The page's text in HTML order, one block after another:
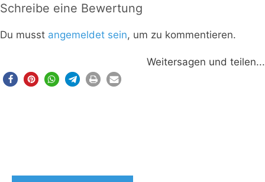
Schreibe eine Bewertung
Du musst angemeldet sein, um zu kommentieren.
Weitersagen und teilen...